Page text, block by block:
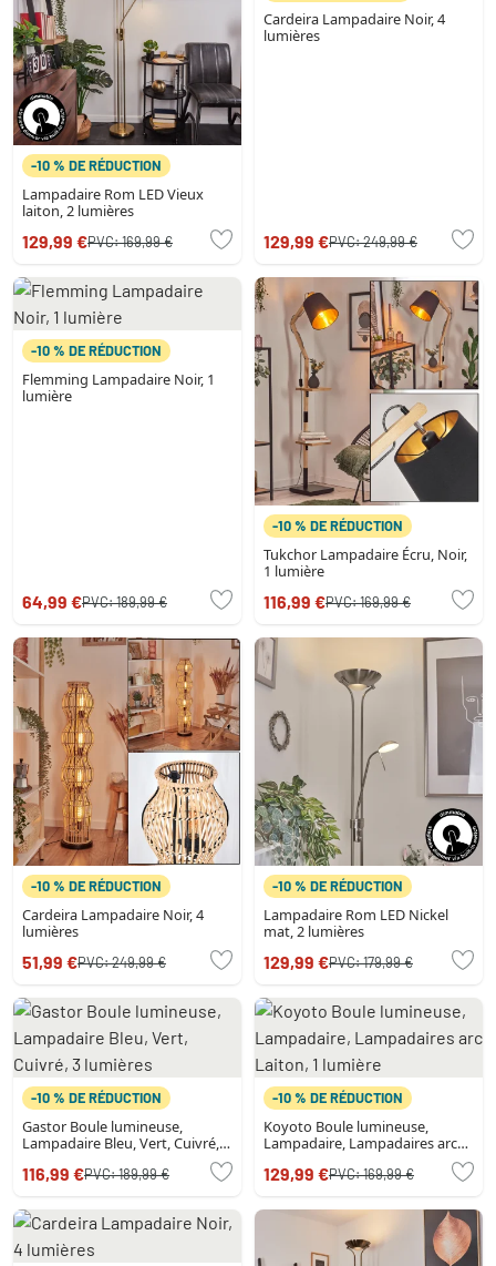
-10 % DE RÉDUCTION
Lampadaire Rom LED Vieux
laiton, 2 lumières
129,99 €PVC:169,99 €
Cardeira Lampadaire Noir, 4
lumières
129,99 €PVC:249,99 €
-10 % DE RÉDUCTION
Flemming Lampadaire Noir, 1
lumière
64,99 €PVC:189,99 €
-10 % DE RÉDUCTION
Tukchor Lampadaire Écru, Noir,
1 lumière
116,99 €PVC:169,99 €
-10 % DE RÉDUCTION
Cardeira Lampadaire Noir, 4
lumières
51,99 €PVC:249,99 €
-10 % DE RÉDUCTION
Lampadaire Rom LED Nickel
mat, 2 lumières
129,99 €PVC:179,99 €
-10 % DE RÉDUCTION
Gastor Boule lumineuse,
Lampadaire Bleu, Vert, Cuivré, 3
116,99 €PVC:189,99 €
-10 % DE RÉDUCTION
Koyoto Boule lumineuse,
Lampadaire, Lampadaires arc
129,99 €PVC:169,99 €